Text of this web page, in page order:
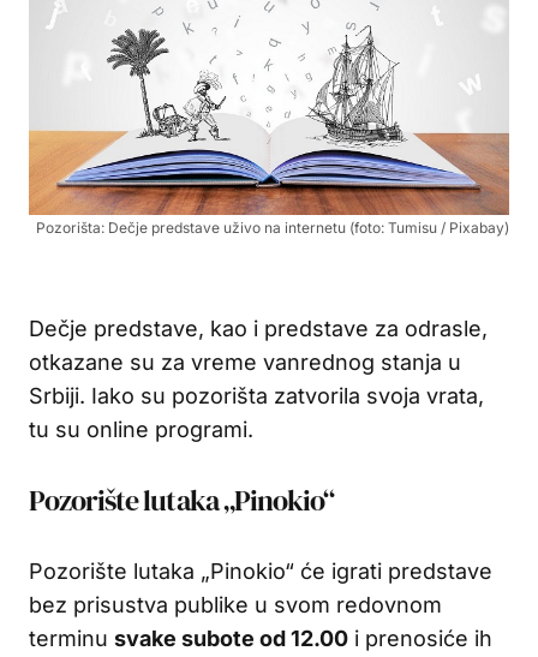
Pozorišta: Dečje predstave uživo na internetu (foto: Tumisu / Pixabay)
Dečje predstave, kao i predstave za odrasle,
otkazane su za vreme vanrednog stanja u
Srbiji. Iako su pozorišta zatvorila svoja vrata,
tu su online programi.
Pozorište lutaka „Pinokio“
Pozorište lutaka „Pinokio“ će igrati predstave
bez prisustva publike u svom redovnom
terminu svake subote od 12.00 i prenosiće ih